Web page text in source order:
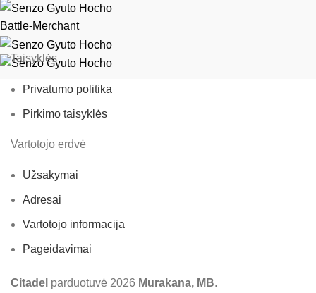
Battle-Merchant
Taisyklės
Privatumo politika
Pirkimo taisyklės
Vartotojo erdvė
Užsakymai
Adresai
Vartotojo informacija
Pageidavimai
Citadel parduotuvė 2026 Murakana, MB.